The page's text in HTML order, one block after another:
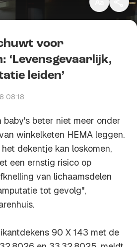
voor
‘Levensgevaarlijk,
leiden’
08:18
baby's beter niet meer onder
winkelketen HEMA leggen.
dekentje kan loskomen,
een ernstig risico op
van lichaamsdelen
tot gevolg",
90 X 143 met de